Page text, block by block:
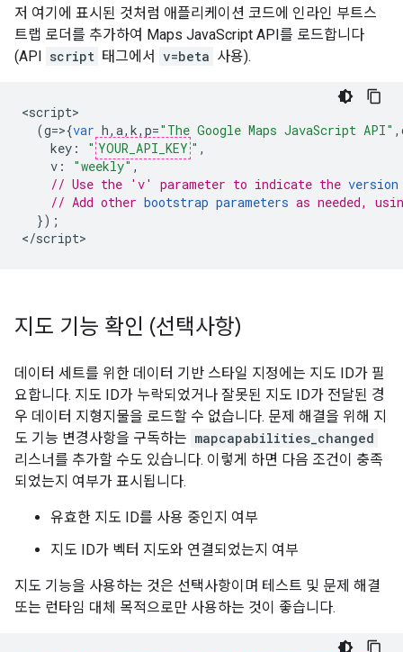
저 여기에 표시된 것처럼 애플리케이션 코드에 인라인 부트스
트랩 로더를 추가하여 Maps JavaScript API를 로드합니다
(API script 태그에서 v=beta 사용).
<script
(g=>{var h, a, k, p="The Google Maps JavaScript API" ,
key : " YOUR_API_KEY " ,
v : "weekly" ,
// Use the 'v' parameter to indicate the version
// Add other bootstrap parameters as needed,
});
</script>
지도 기능 확인 (선택사항)
데이터 세트를 위한 데이터 기반 스타일 지정에는 지도 ID가 필
요합니다. 지도 ID가 누락되었거나 잘못된 지도 ID가 전달된 경
우 데이터 지형지물을 로드할 수 없습니다. 문제 해결을 위해 지
도 기능 변경사항을 구독하는 mapcapabilities_changed
리스너를 추가할 수도 있습니다. 이렇게 하면 다음 조건이 충족
되었는지 여부가 표시됩니다.
유효한 지도 ID를 사용 중인지 여부
지도 ID가 벡터 지도와 연결되었는지 여부
지도 기능을 사용하는 것은 선택사항이며 테스트 및 문제 해결
또는 런타임 대체 목적으로만 사용하는 것이 좋습니다.